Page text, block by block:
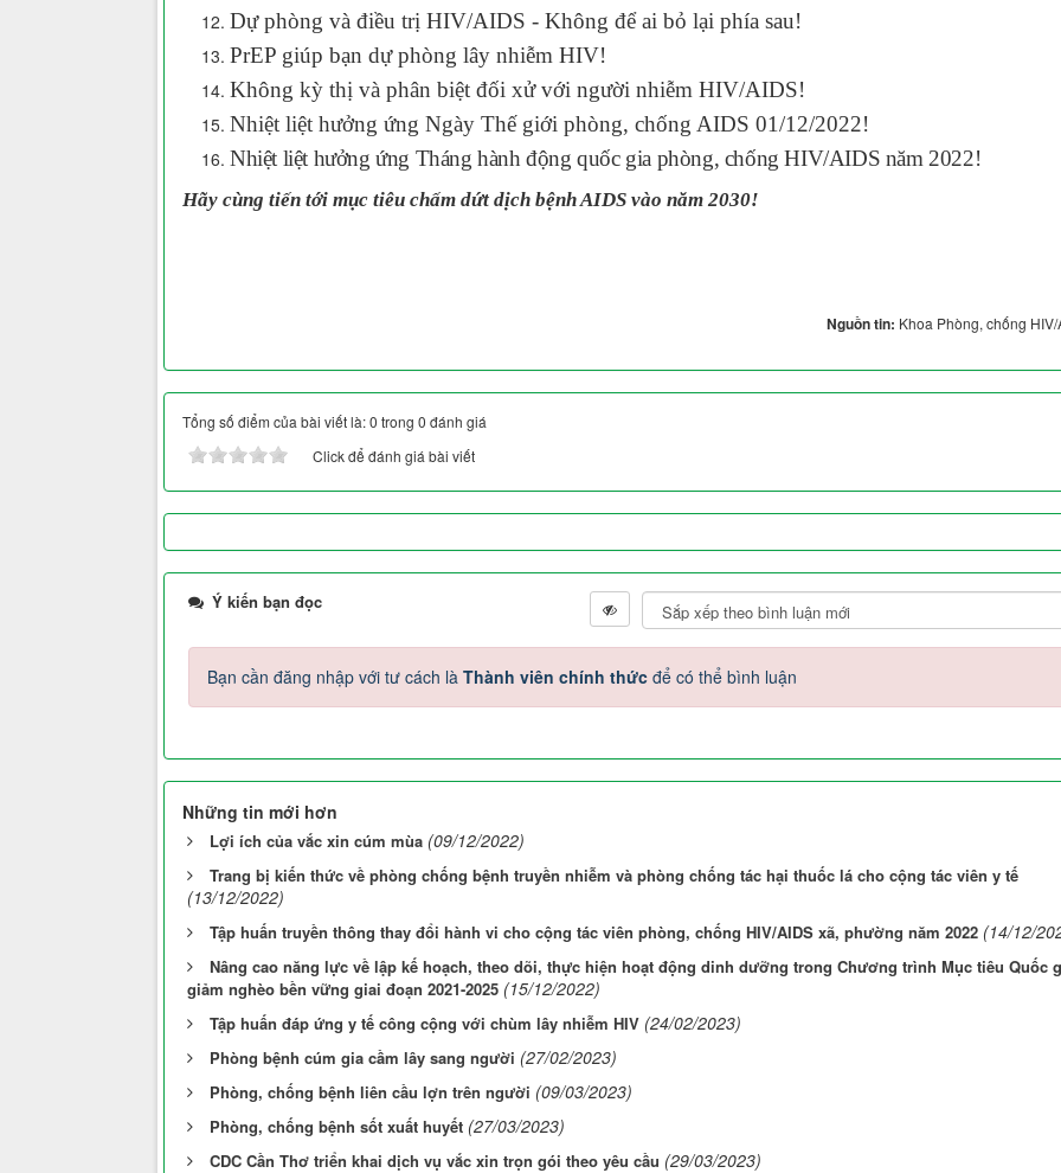
Dự phòng và điều trị HIV/AIDS - Không để ai bỏ lại phía sau!
PrEP giúp bạn dự phòng lây nhiễm HIV!
Không kỳ thị và phân biệt đối xử với người nhiễm HIV/AIDS!
Nhiệt liệt hưởng ứng Ngày Thế giới phòng, chống AIDS 01/12/2022!
Nhiệt liệt hưởng ứng Tháng hành động quốc gia phòng, chống HIV/AIDS năm 2022!
Hãy cùng tiến tới mục tiêu chấm dứt dịch bệnh AIDS vào năm 2030!
Nguồn tin: Khoa Phòng, chống HIV/
Tổng số điểm của bài viết là: 0 trong 0 đánh giá
Click để đánh giá bài viết
Ý kiến bạn đọc
Bạn cần đăng nhập với tư cách là Thành viên chính thức để có thể bình luận
Những tin mới hơn
Lợi ích của vắc xin cúm mùa (09/12/2022)
Trang bị kiến thức về phòng chống bệnh truyền nhiễm và phòng chống tác hại thuốc lá cho cộng tác viên y tế
(13/12/2022)
Tập huấn truyền thông thay đổi hành vi cho cộng tác viên phòng, chống HIV/AIDS xã, phường năm 2022 (14/12/
Nâng cao năng lực về lập kế hoạch, theo dõi, thực hiện hoạt động dinh dưỡng trong Chương trình Mục tiêu Quốc
giảm nghèo bền vững giai đoạn 2021-2025 (15/12/2022)
Tập huấn đáp ứng y tế công cộng với chùm lây nhiễm HIV (24/02/2023)
Phòng bệnh cúm gia cầm lây sang người (27/02/2023)
Phòng, chống bệnh liên cầu lợn trên người (09/03/2023)
Phòng, chống bệnh sốt xuất huyết (27/03/2023)
CDC Cần Thơ triển khai dịch vụ vắc xin trọn gói theo yêu cầu (29/03/2023)